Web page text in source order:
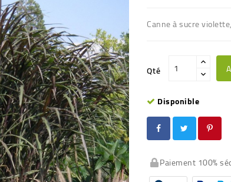
Canne à sucre
Qté
Disponible
Paiement 100%